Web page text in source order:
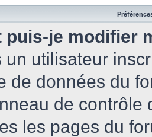
puis-je modifier
un utilisateur
de données du
de contrôle
les pages du